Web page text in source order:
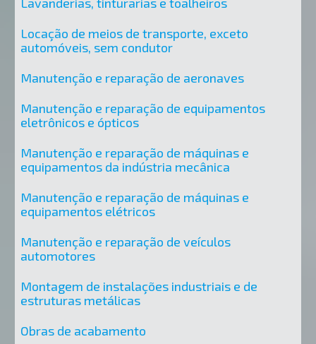
Locação de meios de transporte, exceto
automóveis, sem condutor
Manutenção e reparação de aeronaves
Manutenção e reparação de equipamentos
eletrônicos e ópticos
Manutenção e reparação de máquinas e
equipamentos da indústria mecânica
Manutenção e reparação de máquinas e
equipamentos elétricos
Manutenção e reparação de veículos
automotores
Montagem de instalações industriais e de
estruturas metálicas
Obras de acabamento